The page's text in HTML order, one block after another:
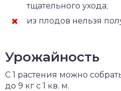
тщательного ухода;
из плодов нельзя
Урожайность
С 1 растения можно
до 9 кг с 1 кв. м.